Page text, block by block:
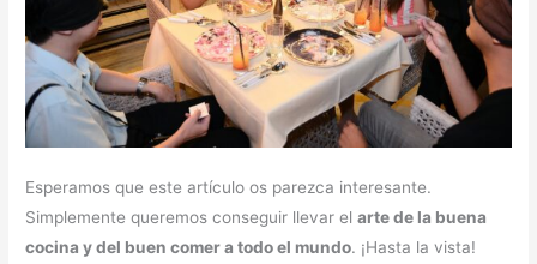
Esperamos que este artículo os parezca interesante.
Simplemente queremos conseguir llevar elarte de la buena
cocina y del buen comer a todo el mundo. ¡Hasta la vista!